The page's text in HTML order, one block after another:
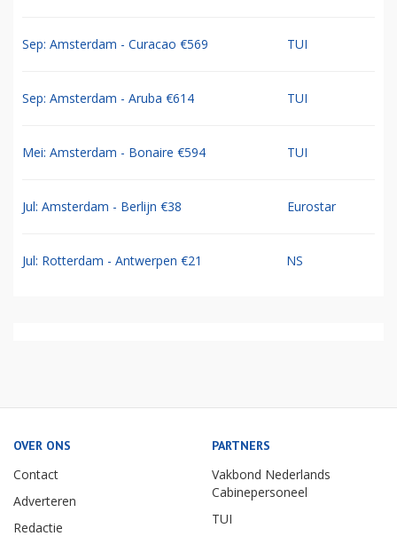
Sep: Amsterdam - Curacao €569 TUI
Sep: Amsterdam - Aruba €614 TUI
Mei: Amsterdam - Bonaire €594 TUI
Jul: Amsterdam - Berlijn €38 Eurostar
Jul: Rotterdam - Antwerpen €21 NS
OVER ONS
Contact
Adverteren
Redactie
PARTNERS
Vakbond Nederlands
Cabinepersoneel
TUI